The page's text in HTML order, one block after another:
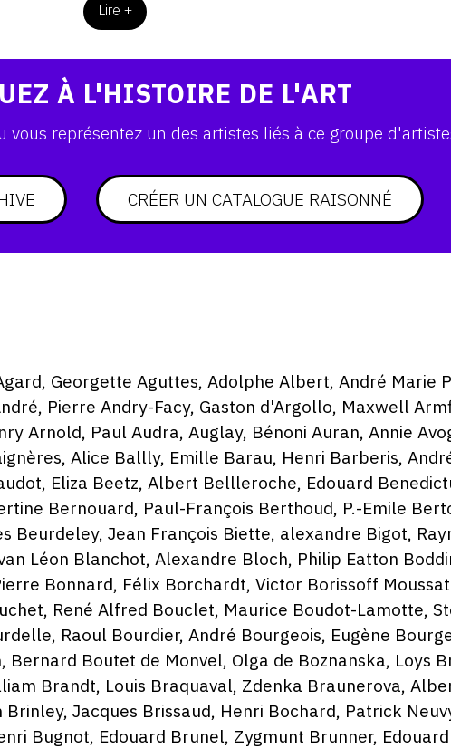
Lire +
À L'HISTOIRE DE L'ART
vous représentez un des artistes liés à ce groupe
CRÉER UN CATALOGUE RAISONNÉ
Georgette Aguttes, Adolphe Albert, André Marie
Pierre Andry-Facy, Gaston d'Argollo, Maxwell
Arnold, Paul Audra, Auglay, Bénoni Auran, Annie
Alice Ballly, Emille Barau, Henri Barberis,
Eliza Beetz, Albert Bellleroche, Edouard
Bernouard, Paul-François Berthoud, P.-Emile
Beurdeley, Jean François Biette, alexandre Bigot,
Léon Blanchot, Alexandre Bloch, Philip Eatton
Bonnard, Félix Borchardt, Victor Borissoff
René Alfred Bouclet, Maurice Boudot-Lamotte,
Raoul Bourdier, André Bourgeois, Eugène
Bernard Boutet de Monvel, Olga de Boznanska, Loys
Brandt, Louis Braquaval, Zdenka Braunerova,
Jacques Brissaud, Henri Bochard, Patrick
Bugnot, Edouard Brunel, Zygmunt Brunner,